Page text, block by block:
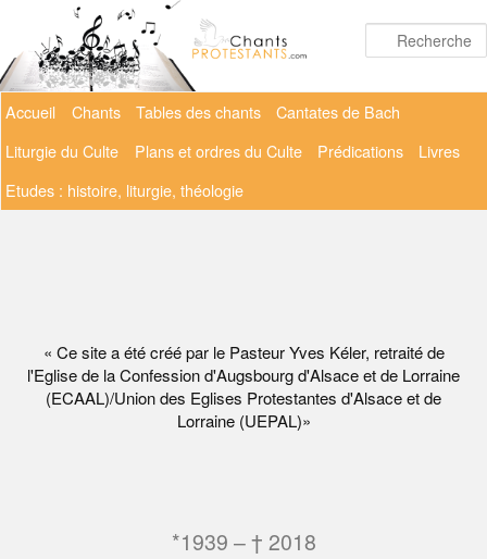
contenu
principal
« Ce site a été créé par le Pasteur Yves Kéler, retraité de
l'Eglise de la Confession d'Augsbourg d'Alsace et de Lorraine
(ECAAL)/Union des Eglises Protestantes d'Alsace et de
Lorraine (UEPAL)»
*1939 – † 2018
Menu
Accueil Chants Tables des chants
Cantates de Bach
Liturgie du Culte
Plans et ordres du Culte Prédications
Livres
Etudes : histoire, liturgie, théologie